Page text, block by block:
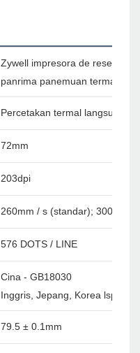
Zywell impresora de resechos
panrima panemuan termal pos
Percetakan termal langsung
72mm
203dpi
260mm / s (standar); 300mm /
576 DOTS / LINE
Cina - GB18030
Inggris, Jepang, Korea lsp.
79.5 ± 0.1mm